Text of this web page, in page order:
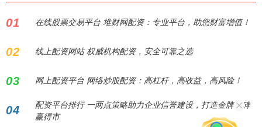
01 在线股票交易平台 堆财网配资：专业平台，助您财富增值！
02 线上配资网站 权威机构配资，安全可靠之选
03 网上配资平台 网络炒股配资：高杠杆，高收益，高风险！
04
配资平台排行 一两点策略助力企业信誉建设，打造金牌口碑
赢得市